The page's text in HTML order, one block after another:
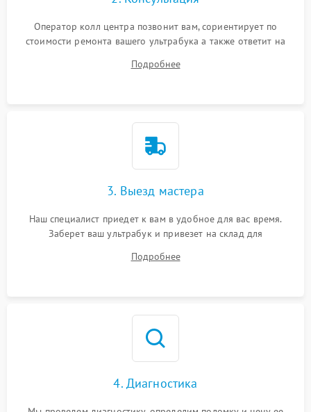
Оператор колл центра позвонит вам, сориентирует по
стоимости ремонта вашего ультрабука а также ответит на
Подробнее
3. Выезд мастера
Наш специалист приедет к вам в удобное для вас время.
Заберет ваш ультрабук и привезет на склад для
Подробнее
4. Диагностика